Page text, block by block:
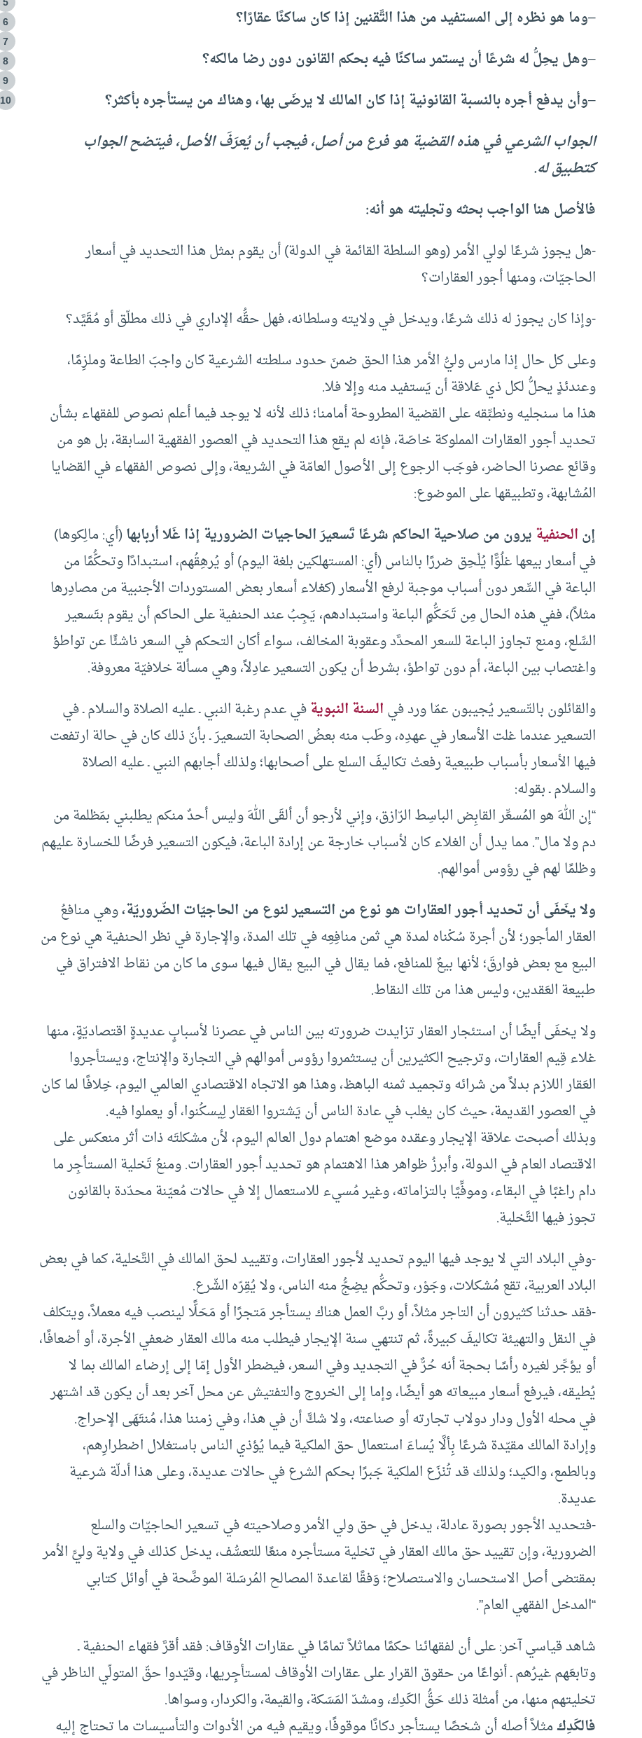
–وما هو نظره إلى المستفيد من هذا التَّقنين إذا كان ساكنًا عقارًا؟
–وهل يحِلُّ له شرعًا أن يستمر ساكنًا فيه بحكم القانون دون رضا مالكه؟
–وأن يدفع أجره بالنسبة القانونية إذا كان المالك لا يرضَى بها، وهناك من يستأجره بأكثر؟
الجواب الشرعي في هذه القضية هو فرع من أصل، فيجب أن يُعرَفَ الأصل، فيتضح الجواب
كتطبيق له.
فالأصل هنا الواجب بحثه وتجليته هو أنه:
-هل يجوز شرعًا لولي الأمر (وهو السلطة القائمة في الدولة) أن يقوم بمثل هذا التحديد في أسعار
الحاجيّات، ومنها أجور العقارات؟
-وإذا كان يجوز له ذلك شرعًا، ويدخل في ولايته وسلطانه، فهل حقُّه الإداري في ذلك مطلّق أو مُقَيَّد؟
وعلى كل حال إذا مارس وليُّ الأمر هذا الحق ضمنَ حدود سلطته الشرعية كان واجبَ الطاعة وملزِمًا،
وعندئذٍ يحلُّ لكل ذي عَلاقة أن يَستفيد منه وإلا فلا.
هذا ما سنجليه ونطبِّقه على القضية المطروحة أمامنا؛ ذلك لأنه لا يوجد فيما أعلم نصوص للفقهاء بشأن
تحديد أجور العقارات المملوكة خاصّة، فإنه لم يقع هذا التحديد في العصور الفقهية السابقة، بل هو من
وقائع عصرنا الحاضر، فوجَب الرجوع إلى الأصول العامّة في الشريعة، وإلى نصوص الفقهاء في القضايا
المُشابهة، وتطبيقها على الموضوع:
إنالحنفيةيرون من صلاحية الحاكم شرعًا تَسعيرَ الحاجيات الضرورية إذا غَلا أربابها(أي: مالِكوها)
في أسعار بيعها غلُوًّا يُلْحِق ضررًا بالناس (أي: المستهلكين بلغة اليوم) أو يُرهِقُهم، استبدادًا وتحكُّمًا من
الباعة في السِّعر دون أسباب موجبة لرفع الأسعار (كغلاء أسعار بعض المستوردات الأجنبية من مصادِرها
مثلاً)، ففي هذه الحال مِن تَحَكُّمٍ الباعة واستبدادهم، يَجِبُ عند الحنفية على الحاكم أن يقوم بتَسعير
السِّلع، ومنع تجاوز الباعة للسعر المحدَّد وعقوبة المخالف، سواء أكان التحكم في السعر ناشئًا عن تواطؤ
واغتصاب بين الباعة، أم دون تواطؤ، بشرط أن يكون التسعير عادِلاً، وهي مسألة خلافيّة معروفة.
والقائلون بالتّسعير يُجيبون عمّا ورد فيالسنة النبويةفي عدم رغبة النبي ـ عليه الصلاة والسلام ـ في
التسعير عندما غلت الأسعار في عهدِه، وطَب منه بعضُ الصحابة التسعيرَ ـ بأنّ ذلك كان في حالة ارتفعت
فيها الأسعار بأسباب طبيعية رفعتْ تكاليفَ السلع على أصحابها؛ ولذلك أجابهم النبي ـ عليه الصلاة
والسلام ـ بقوله:
“إن اللهَ هو المُسعِّر القابِض الباسِط الرّازق، وإني لأرجو أن ألقَى اللهَ وليس أحدٌ منكم يطلبني بمَظلمة من
دم ولا مال”. مما يدل أن الغلاء كان لأسباب خارجة عن إرادة الباعة، فيكون التسعير فرضًا للخسارة عليهم
وظلمًا لهم في رؤوس أموالهم.
ولا يخَفَى أن تحديد أجور العقارات هو نوع من التسعير لنوع من الحاجيّات الضّروريّة،وهي منافعُ
العقار المأجور؛ لأن أجرة سُكْناه لمدة هي ثمن منافِعِه في تلك المدة، والإجارة في نظر الحنفية هي نوع من
البيع مع بعض فوارقَ؛ لأنها بيعٌ للمنافع، فما يقال في البيع يقال فيها سوى ما كان من نقاط الافتراق في
طبيعة العَقدين، وليس هذا من تلك النقاط.
ولا يخفَى أيضًا أن استئجار العقار تزايدت ضرورته بين الناس في عصرنا لأسبابٍ عديدةٍ اقتصاديّةٍ، منها
غلاء قِيم العقارات، وترجيح الكثيرين أن يستثمروا رؤوس أموالهم في التجارة والإنتاج، ويستأجروا
العَقار اللازم بدلاً من شرائه وتجميد ثمنه الباهظ، وهذا هو الاتجاه الاقتصادي العالمي اليوم، خِلافًا لما كان
في العصور القديمة، حيث كان يغلب في عادة الناس أن يَشتروا العَقار لِيسكُنوا، أو يعملوا فيه.
وبذلك أصبحت علاقة الإيجار وعقده موضع اهتمام دول العالم اليوم، لأن مشكلتَه ذات أثر منعكس على
الاقتصاد العام في الدولة، وأبرزُ ظواهر هذا الاهتمام هو تحديد أجور العقارات. ومنعُ تَخلية المستأجِر ما
دام راغبًا في البقاء، وموفِّيًا بالتزاماته، وغير مُسيء للاستعمال إلا في حالات مُعيّنة محدّدة بالقانون
تجوز فيها التَّخلية.
-وفي البلاد التي لا يوجد فيها اليوم تحديد لأجور العقارات، وتقييد لحق المالك في التَّخلية، كما في بعض
البلاد العربية، تقع مُشكلات، وجَوْر، وتحكُّم يضِجُّ منه الناس، ولا يُقِرّه الشّرع.
-فقد حدثنا كثيرون أن التاجر مثلاً، أو ربَّ العمل هناك يستأجر مَتجرًا أو مَحَلًّا لينصب فيه معملاً، ويتكلف
في النقل والتهيئة تكاليفَ كبيرةً، ثم تنتهي سنة الإيجار فيطلب منه مالك العقار ضعفي الأجرة، أو أضعافًا،
أو يؤجِّر لغيره رأسًا بحجة أنه حُرٌّ في التجديد وفي السعر، فيضطر الأول إمّا إلى إرضاء المالك بما لا
يُطيقه، فيرفع أسعار مبيعاته هو أيضًا، وإما إلى الخروج والتفتيش عن محل آخر بعد أن يكون قد اشتهر
في محله الأول ودار دولاب تجارته أو صناعته، ولا شكَّ أن في هذا، وفي زمننا هذا، مُنتَهَى الإحراج.
وإرادة المالك مقيّدة شرعًا بِألَّا يُساءَ استعمال حق الملكية فيما يُؤذي الناس باستغلال اضطرارِهم،
وبالطمع، والكيد؛ ولذلك قد تُنْزَع الملكية جَبرًا بحكم الشرع في حالات عديدة، وعلى هذا أدلّة شرعية
عديدة.
-فتحديد الأجور بصورة عادلة، يدخل في حق ولي الأمر وصلاحيته في تسعير الحاجيّات والسلع
الضرورية، وإن تقييد حق مالك العقار في تخلية مستأجره منعًا للتعسُّف، يدخل كذلك في ولاية وليِّ الأمر
بمقتضى أصل الاستحسان والاستصلاح؛ وَفقًا لقاعدة المصالح المُرسَلة الموضَّحة في أوائل كتابي
“المدخل الفقهي العام”.
شاهد قياسي آخر: على أن لفقهائنا حكمًا مماثلاً تمامًا في عقارات الأوقاف: فقد أقرَّ فقهاء الحنفية ـ
وتابعَهم غيرُهم ـ أنواعًا من حقوق القرار على عقارات الأوقاف لمستأجِريها، وقيّدوا حقّ المتولّي الناظر في
تخليتهم منها، من أمثلة ذلك حَقُّ الكَدِك، ومشدّ المَسَكة، والقيمة، والكردار، وسواها.
فالكَدِكمثلاً أصله أن شخصًا يستأجر دكانًا موقوفًا، ويقيم فيه من الأدوات والتأسيسات ما تحتاج إليه
6
7
8
9
10